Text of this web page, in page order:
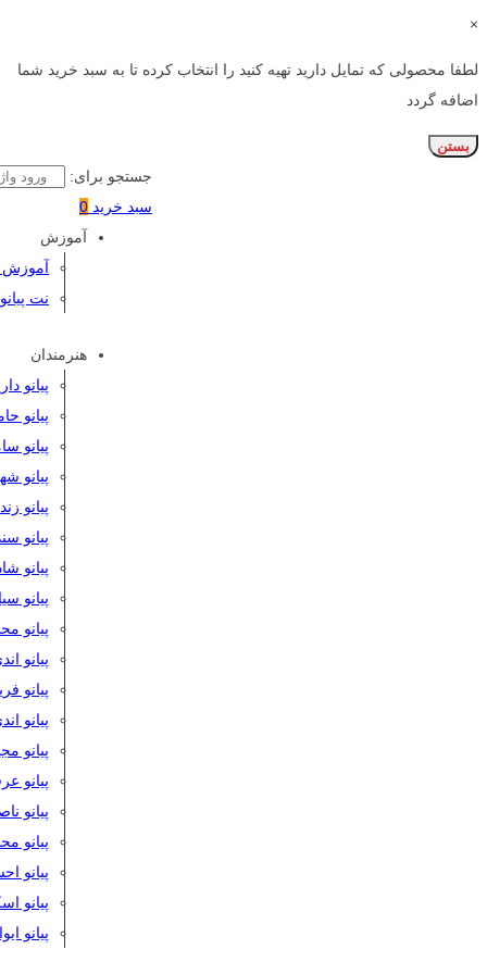
×
لطفا محصولی که تمایل دارید تهیه کنید را انتخاب کرده تا به سبد خرید شما
اضافه گردد
بستن
جستجو برای:
سبد خرید 0
آموزش
آموزش
نت پیانو
هنرمندان
پیانو
پیانو
پیانو
پیانو
پیانو
پیانو
پیانو
پیانو
پیانو
پیانو
پیانو
پیانو
پیانو
پیانو
پیانو
پیانو
پیانو
پیانو
پیانو